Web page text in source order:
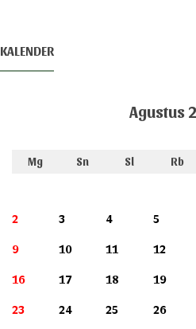
KALENDER
Agustus
Mg Sn Sl Rb
2 3 4 5
9 10 11 12
16 17 18 19
23 24 25 26